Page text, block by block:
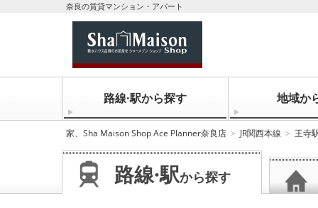
奈良の賃貸マンション・アパート
路線·駅から探す 地域か
家、Sha Maison Shop Ace Planner奈良店 JR関西本線 王寺
路線·駅から探す